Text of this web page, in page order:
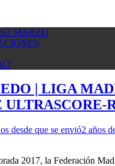
MARZO
| LIGA
ULTRASCORE-
desde que se envió2 años
2017, la Federación